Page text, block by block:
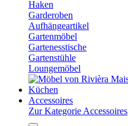
Haken
Garderoben
Aufhängeartikel
Gartenmöbel
Gartenesstische
Gartenstühle
Loungemöbel
Küchen
Accessoires
Zur Kategorie Accessoires